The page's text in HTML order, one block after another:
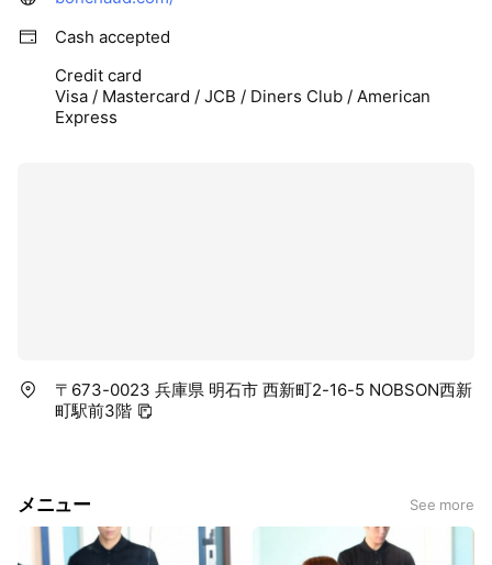
Cash accepted
Credit card
Visa / Mastercard / JCB / Diners Club / American
Express
〒673-0023 兵庫県 明石市 西新町2-16-5 NOBSON西新
町駅前3階
メニュー See more